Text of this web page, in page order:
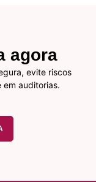
agora
evite riscos
auditorias.